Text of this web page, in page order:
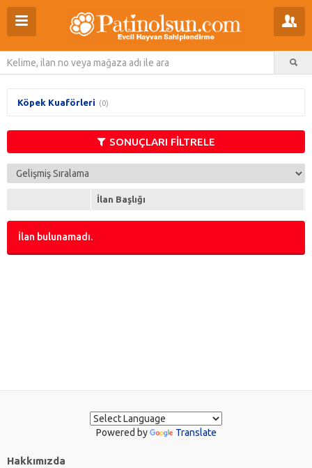
Köpek Kuaförleri (0)
SONUÇLARI FİLTRELE
İlan Başlığı
İlan bulunamadı.
Powered by Translate
Hakkımızda